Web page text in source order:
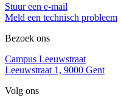
Stuur een e-mail
Meld een technisch probleem
Bezoek ons
Campus Leeuwstraat
Leeuwstraat 1, 9000 Gent
Volg ons